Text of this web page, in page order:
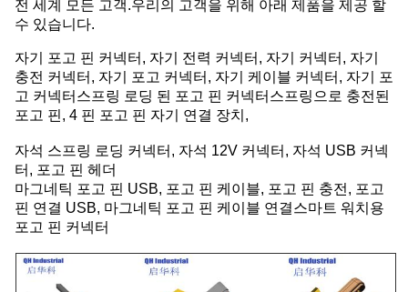
전 세계 모든 고객.우리의 고객을 위해 아래 제품을 제공 할
수 있습니다.
자기 포고 핀 커넥터, 자기 전력 커넥터, 자기 커넥터, 자기
충전 커넥터, 자기 포고 커넥터, 자기 케이블 커넥터, 자기 포
고 커넥터스프링 로딩 된 포고 핀 커넥터스프링으로 충전된
포고 핀, 4 핀 포고 핀 자기 연결 장치,
자석 스프링 로딩 커넥터, 자석 12V 커넥터, 자석 USB 커넥
터, 포고 핀 헤더
마그네틱 포고 핀 USB, 포고 핀 케이블, 포고 핀 충전, 포고
핀 연결 USB, 마그네틱 포고 핀 케이블 연결스마트 워치용
포고 핀 커넥터